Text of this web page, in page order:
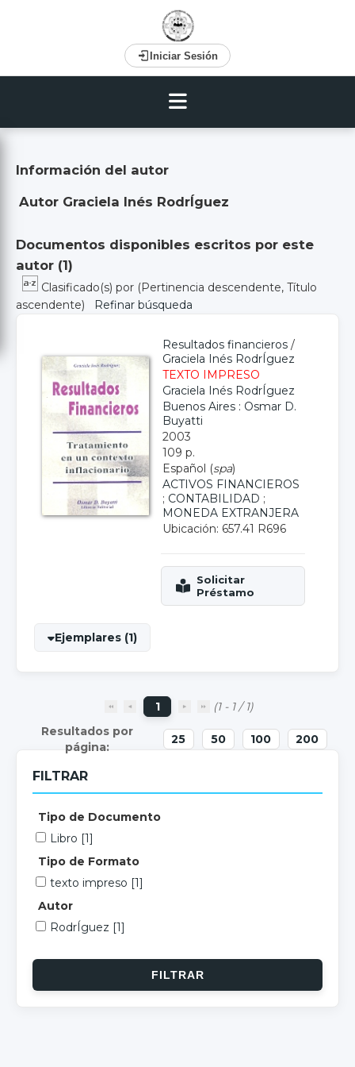
Iniciar Sesión
Información del autor
Autor Graciela Inés RodrÍguez
Documentos disponibles escritos por este
autor (1)
Clasificado(s) por (Pertinencia descendente, Título
ascendente)
Refinar búsqueda
Resultados financieros /
Graciela Inés RodrÍguez
TEXTO IMPRESO
Graciela Inés RodrÍguez
Buenos Aires : Osmar D.
Buyatti
2003
109 p.
Español (spa)
ACTIVOS FINANCIEROS
; CONTABILIDAD ;
MONEDA EXTRANJERA
Ubicación: 657.41 R696
Ejemplares (1)
1 (1 - 1 / 1)
25 50 100 200
FILTRAR
Tipo de Documento
Libro [1]
Tipo de Formato
texto impreso [1]
Autor
RodrÍguez [1]